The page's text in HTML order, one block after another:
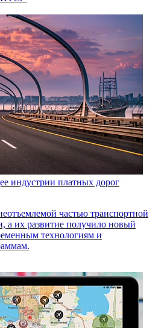
индустрии платных дорог
частью транспортной
а их развитие получило новый
технологиям и